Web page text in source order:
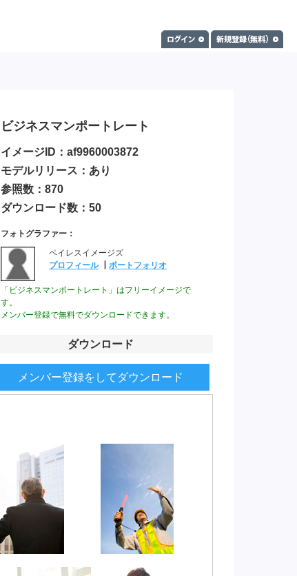
ビジネスマンポートレート
イメージID：af9960003872
モデルリリース：あり
参照数：870
ダウンロード数：50
フォトグラファー：
ペイレスイメージズ
プロフィール┃ポートフォリオ
「ビジネスマンポートレート」はフリーイメージで
す。
メンバー登録で無料でダウンロードできます。
ダウンロード
メンバー登録をしてダウンロード